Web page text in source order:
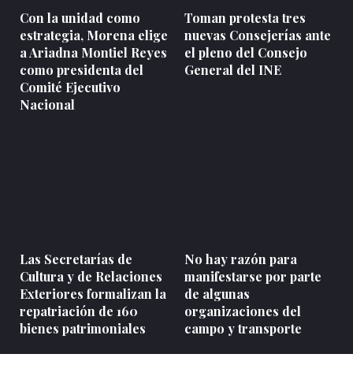
Con la unidad como
estrategia, Morena elige
a Ariadna Montiel Reyes
como presidenta del
Comité Ejecutivo
Nacional
Toman protesta tres
nuevas Consejerías ante
el pleno del Consejo
General del INE
Las Secretarías de
Cultura y de Relaciones
Exteriores formalizan la
repatriación de 160
bienes patrimoniales
No hay razón para
manifestarse por parte
de algunas
organizaciones del
campo y transporte